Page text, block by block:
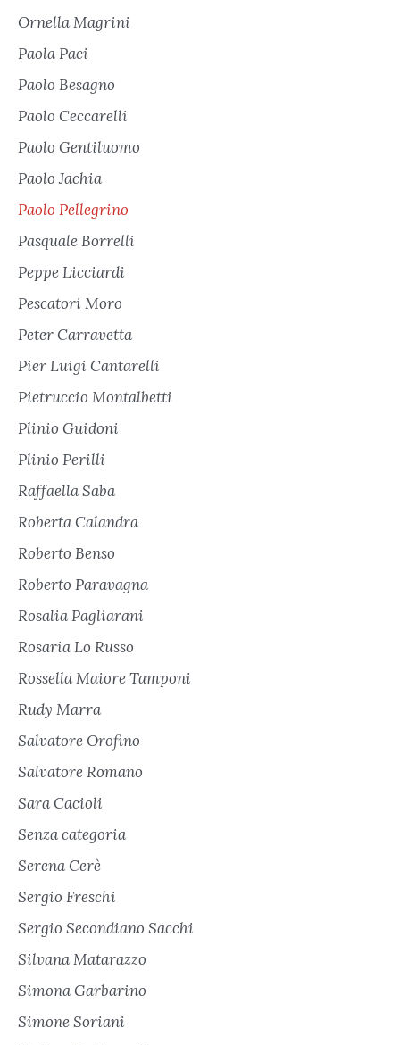
Ornella Magrini
Paola Paci
Paolo Besagno
Paolo Ceccarelli
Paolo Gentiluomo
Paolo Jachia
Paolo Pellegrino
Pasquale Borrelli
Peppe Licciardi
Pescatori Moro
Peter Carravetta
Pier Luigi Cantarelli
Pietruccio Montalbetti
Plinio Guidoni
Plinio Perilli
Raffaella Saba
Roberta Calandra
Roberto Benso
Roberto Paravagna
Rosalia Pagliarani
Rosaria Lo Russo
Rossella Maiore Tamponi
Rudy Marra
Salvatore Orofino
Salvatore Romano
Sara Cacioli
Senza categoria
Serena Cerè
Sergio Freschi
Sergio Secondiano Sacchi
Silvana Matarazzo
Simona Garbarino
Simone Soriani